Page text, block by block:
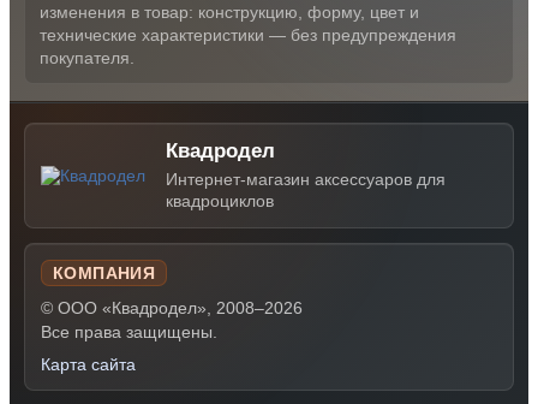
изменения в товар: конструкцию, форму, цвет и
технические характеристики — без предупреждения
покупателя.
Квадродел
Интернет-магазин аксессуаров для
квадроциклов
КОМПАНИЯ
© ООО «Квадродел», 2008–2026
Все права защищены.
Карта сайта